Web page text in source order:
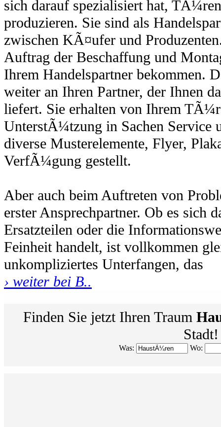
sich darauf spezialisiert hat,
produzieren. Sie sind als
zwischen KÃ¤ufer und
Auftrag der Beschaffung und
Ihrem Handelspartner bekommen.
weiter an Ihren Partner, der Ihnen
liefert. Sie erhalten von Ihrem
UnterstÃ¼tzung in Sachen Service
diverse Musterelemente, Flyer,
VerfÃ¼gung gestellt.
Aber auch beim Auftreten von
erster Ansprechpartner. Ob es sich
Ersatzteilen oder die
Feinheit handelt, ist vollkommen
unkompliziertes Unterfangen, das
› weiter bei B..
Finden Sie jetzt Ihren Traum
Stadt!
Was: Wo: